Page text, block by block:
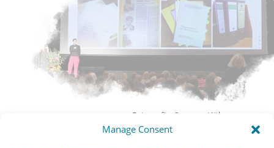
Manage Consent
Fotografin: Susanne Hübner